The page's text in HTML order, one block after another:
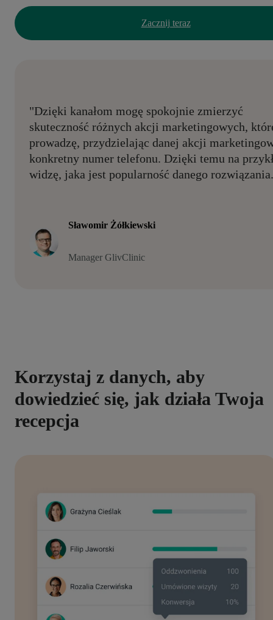
Zacznij teraz
"Dzięki kanałom mogę spokojnie zmierzyć
skuteczność różnych akcji marketingowych,
prowadzę, przydzielając danej akcji
konkretny numer telefonu. Dzięki temu na
widzę, jaka jest popularność danego
Sławomir Żółkiewski
Manager GlivClinic
Korzystaj z danych, aby
dowiedzieć się, jak działa Twoja
recepcja